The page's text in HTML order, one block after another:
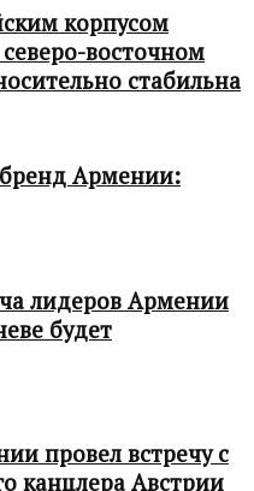
корпусом
восточном
стабильна
Армении:
лидеров Армении
будет
провел встречу с
канцлера Австрии